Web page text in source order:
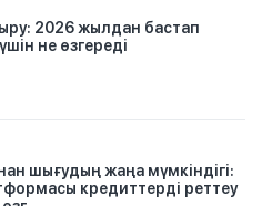
2026 жылдан бастап
не өзгереді
шығудың жаңа мүмкіндігі:
кредиттерді реттеу